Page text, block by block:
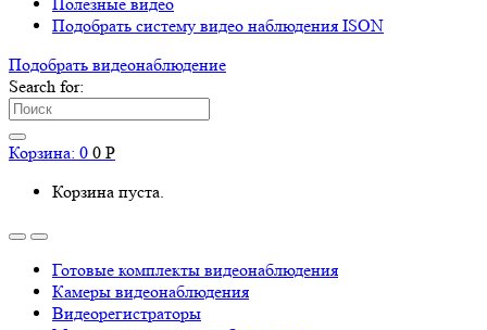
Подобрать систему видео наблюдения ISON
Подобрать видеонаблюдениe
Search for:
Корзина: 0 0 Р
Корзина пуста.
Готовые комплекты видеонаблюдения
Камеры видеонаблюдения
Видеорегистраторы